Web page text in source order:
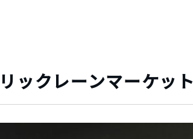
ックレーンマーケット